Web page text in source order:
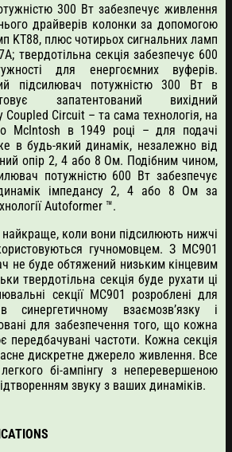
300 Вт забезпечує живлення
драйверів колонки за допомогою
KT88, плюс чотирьох сигнальних ламп
твердотільна секція забезпечує 600
для енергоємних вуферів.
підсилювач потужністю 300 Вт в
запатентований вихідний
Circuit – та сама технологія, на
McIntosh в 1949 році – для подачі
в будь-який динамік, незалежно від
опір 2, 4 або 8 Ом. Подібним чином,
потужністю 600 Вт забезпечує
імпедансу 2, 4 або 8 Ом за
Autoformer ™.
коли вони підсилюють нижчі
гучномовцем. З MC901
не буде обтяжений низьким кінцевим
твердотільна секція буде рухати ці
секції MC901 розроблені для
синергетичному взаємозв’язку і
для забезпечення того, що кожна
передбачувані частоти. Кожна секція
дискретне джерело живлення. Все
бі-ампінгу з неперевершеною
звуку з ваших динаміків.